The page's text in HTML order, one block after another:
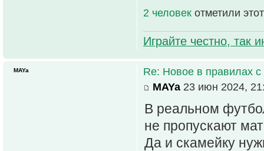
2 человек отметили
Играйте честно, так
Re: Новое в правилах с
MAYa 23 июн 2024,
В реальном
не пропускают
Да и скамейку
MAYa